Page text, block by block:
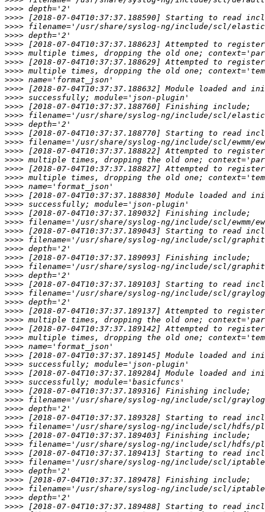
>>>>
>>>>
>>>>
>>>>
>>>>
>>>>
>>>>
>>>>
>>>>
>>>>
>>>>
>>>>
>>>>
>>>>
>>>>
>>>>
>>>>
>>>>
>>>>
>>>>
>>>>
>>>>
>>>>
>>>>
>>>>
>>>>
>>>>
>>>>
>>>>
>>>>
>>>>
>>>>
>>>>
>>>>
>>>>
>>>>
>>>>
>>>>
>>>>
>>>>
>>>>
>>>>
>>>>
>>>>
>>>>
>>>>
>>>>
>>>>
>>>>
>>>>
>>>>
>>>>
>>>>
>>>>
>>>>
>>>>
>>>>